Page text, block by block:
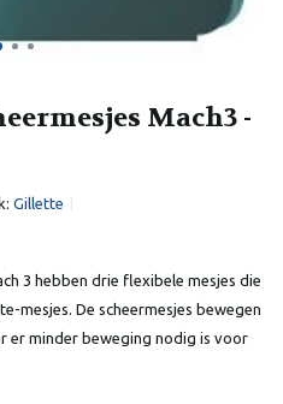
Mach3 -
Gillette
3 hebben drie flexibele mesjes die
mesjes. De scheermesjes bewegen
er minder beweging nodig is voor